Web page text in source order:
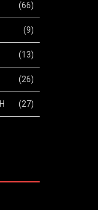
(66)
(9)
(13)
(26)
(27)